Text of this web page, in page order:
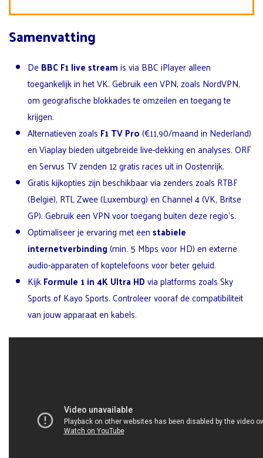
Samenvatting
DeBBC F1 live streamis via BBC iPlayer alleen
toegankelijk in het VK. Gebruik een VPN, zoals NordVPN,
om geografische blokkades te omzeilen en toegang te
krijgen.
Alternatieven zoals F1 TV Pro(€11,90/maand in Nederland)
en Viaplay bieden uitgebreide live-dekking en analyses. ORF
en Servus TV zenden 12 gratis races uit in Oostenrijk.
Gratis kijkopties zijn beschikbaar via zenders zoals RTBF
(België), RTL Zwee (Luxemburg) en Channel 4 (VK, Britse
GP). Gebruik een VPN voor toegang buiten deze regio’s.
Optimaliseer je ervaring met eenstabiele
internetverbinding(min. 5 Mbps voor HD) en externe
audio-apparaten of koptelefoons voor beter geluid.
KijkFormule 1 in 4K Ultra HDvia platforms zoals Sky
Sports of Kayo Sports. Controleer vooraf de compatibiliteit
van jouw apparaat en kabels.